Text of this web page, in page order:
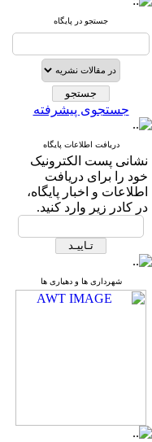
جستجو در پایگاه
جستجوی پیشرفته
دریافت اطلاعات پایگاه
نشانی پست الکترونیک
خود را برای دریافت
اطلاعات و اخبار پایگاه،
در کادر زیر وارد کنید.
شهرداری ها و دهیاری ها